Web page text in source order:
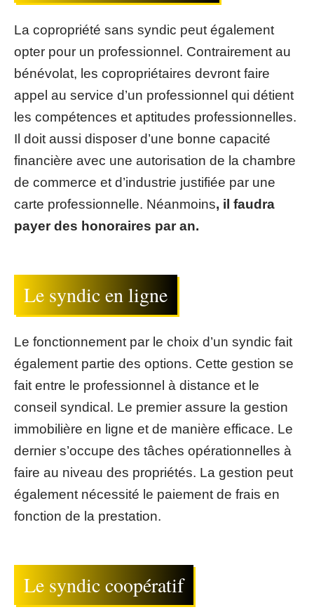
La copropriété sans syndic peut également
opter pour un professionnel. Contrairement au
bénévolat, les copropriétaires devront faire
appel au service d’un professionnel qui détient
les compétences et aptitudes professionnelles.
Il doit aussi disposer d’une bonne capacité
financière avec une autorisation de la chambre
de commerce et d’industrie justifiée par une
carte professionnelle. Néanmoins, il faudra
payer des honoraires par an.
Le syndic en ligne
Le fonctionnement par le choix d’un syndic fait
également partie des options. Cette gestion se
fait entre le professionnel à distance et le
conseil syndical. Le premier assure la gestion
immobilière en ligne et de manière efficace. Le
dernier s’occupe des tâches opérationnelles à
faire au niveau des propriétés. La gestion peut
également nécessité le paiement de frais en
fonction de la prestation.
Le syndic coopératif